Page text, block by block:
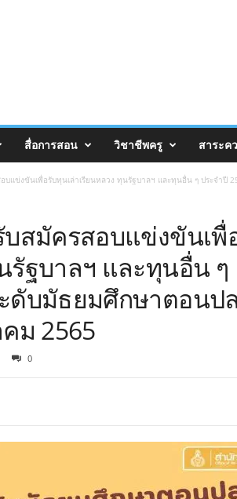
สื่อการสอน วิชาชีพครู สาระค
บแข่งขันเพื่อรับทุนเล่าเรียนหลวง ทุนรัฐบาลฯ และทุนอื่น ๆ ประจำปี
สมัครสอบแข่งขันเพื่
รัฐบาลฯ และทุนอื่น ๆ
ดับมัธยมศึกษาตอนป
ม 2565
0